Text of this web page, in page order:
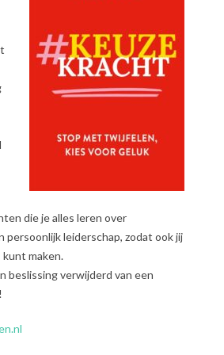
die je alles leren over
persoonlijk leiderschap, zodat ook jij
maken.
beslissing verwijderd van een